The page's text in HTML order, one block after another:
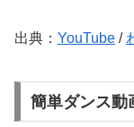
出典： YouTube /
簡単ダンス動